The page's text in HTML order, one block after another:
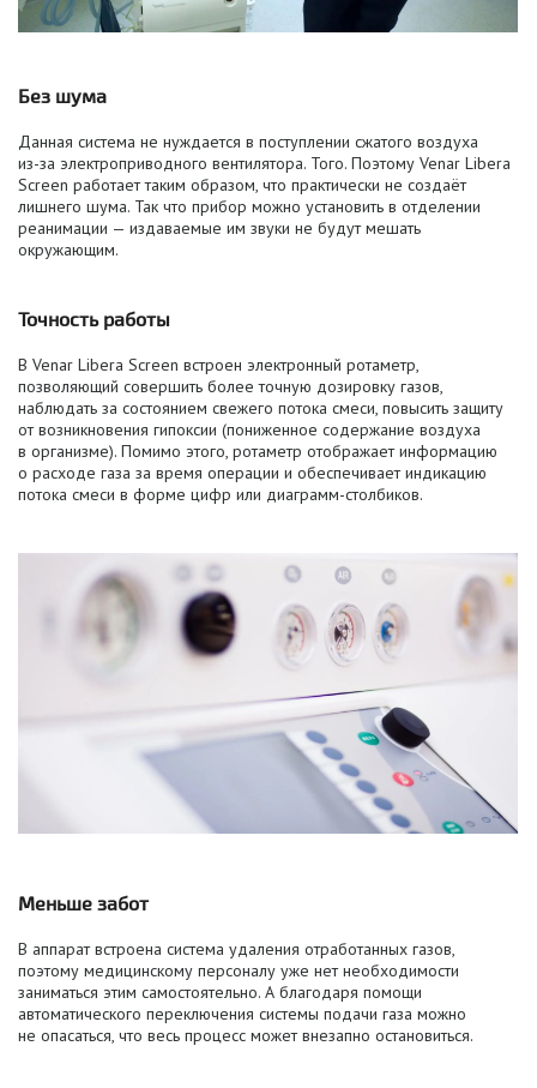
Без шума
Данная система не нуждается в поступлении сжатого воздуха
из-за электроприводного вентилятора. Того. Поэтому Venar Libera
Screen работает таким образом, что практически не создаёт
лишнего шума. Так что прибор можно установить в отделении
реанимации — издаваемые им звуки не будут мешать
окружающим.
Точность работы
В Venar Libera Screen встроен электронный ротаметр,
позволяющий совершить более точную дозировку газов,
наблюдать за состоянием свежего потока смеси, повысить защиту
от возникновения гипоксии (пониженное содержание воздуха
в организме). Помимо этого, ротаметр отображает информацию
о расходе газа за время операции и обеспечивает индикацию
потока смеси в форме цифр или диаграмм-столбиков.
Меньше забот
В аппарат встроена система удаления отработанных газов,
поэтому медицинскому персоналу уже нет необходимости
заниматься этим самостоятельно. А благодаря помощи
автоматического переключения системы подачи газа можно
не опасаться, что весь процесс может внезапно остановиться.